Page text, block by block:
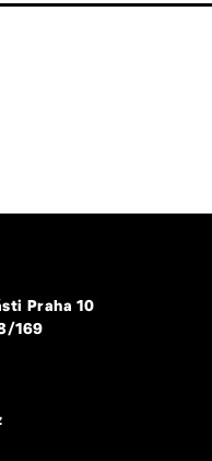
Praha 10
169